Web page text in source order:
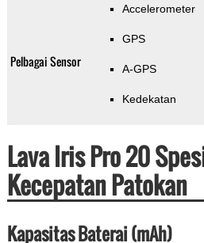
Pelbagai Sensor
Accelerometer
GPS
A-GPS
Kedekatan
Lava Iris Pro 20
Kecepatan Patokan
Kapasitas Baterai (mAh)